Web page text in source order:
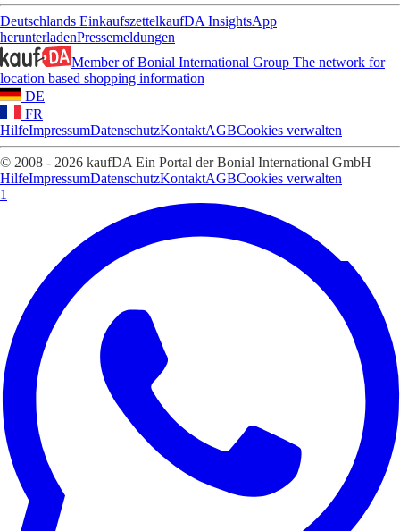
Deutschlands EinkaufszettelkaufDA InsightsApp
herunterladenPressemeldungen
Member of Bonial International Group The network for
location based shopping information
DE
FR
HilfeImpressumDatenschutzKontaktAGBCookies verwalten
© 2008 - 2026 kaufDA Ein Portal der Bonial International GmbH
HilfeImpressumDatenschutzKontaktAGBCookies verwalten
1